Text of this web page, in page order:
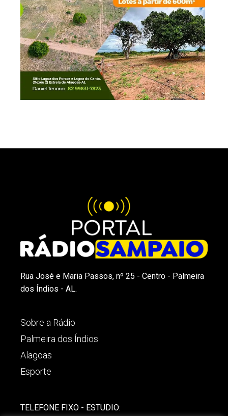
Rua José e Maria Passos, nº 25 - Centro - Palmeira
dos Índios - AL.
Sobre a Rádio
Palmeira dos Índios
Alagoas
Esporte
TELEFONE FIXO - ESTUDIO: